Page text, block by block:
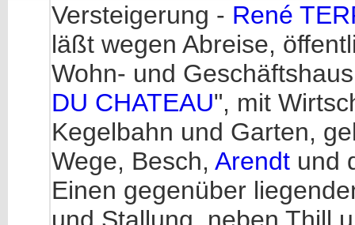
Versteigerung - René
läßt wegen Abreise,
Wohn- und
DU CHATEAU", mit
Kegelbahn und Garten,
Wege, Besch, Arendt und
Einen gegenüber